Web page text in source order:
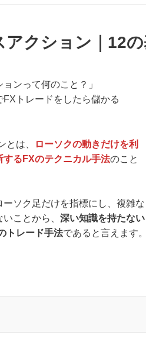
アクション｜12
ンって何のこと？」
FXトレードをしたら儲かる
とは、
ローソクの動きだけを利
するFXのテクニカル手法のこと
ソク足だけを指標にし、複雑な
ことから、 深い知識を持たない
トレード手法であると言えます。